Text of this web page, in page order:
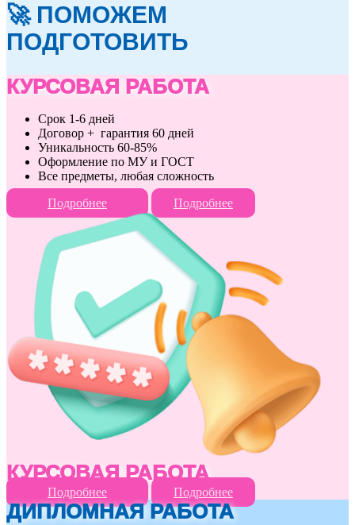
🚀 ПОМОЖЕМ
ПОДГОТОВИТЬ
КУРСОВАЯ РАБОТА
Срок 1-6 дней
Договор + гарантия 60 дней
Уникальность 60-85%
Оформление по МУ и ГОСТ
Все предметы, любая сложность
Подробнее
Подробнее
КУРСОВАЯ РАБОТА
Подробнее Подробнее
ДИПЛОМНАЯ РАБОТА